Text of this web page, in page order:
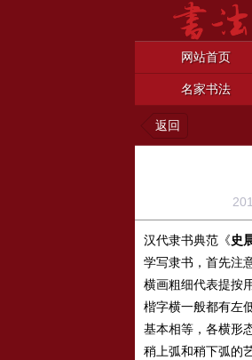
网站首页
名家书法
返回
汉代隶书典范《史
学写隶书，首先注
横画粗细代表提按
楷字横一般都有左
基本相等，各横形
稍上弧和稍下弧的